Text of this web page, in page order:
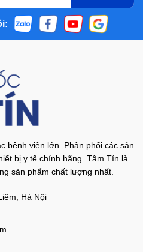
bệnh viện lớn. Phân phối các sản
bị y tế chính hãng. Tâm Tín là
sản phẩm chất lượng nhất.
Hà Nội